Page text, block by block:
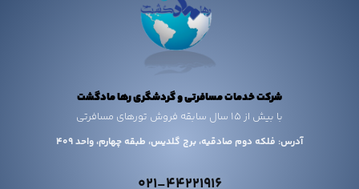
شرکت خدمات مسافرتی و گردشگری رها مادگشت
با بیش از 15 سال سابقه فروش تورهای مسافرتی
آدرس: فلکه دوم صادقیه، برج گلدیس، طبقه چهارم، واحد 409
021-44221916